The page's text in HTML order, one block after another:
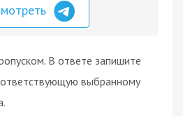
В ответе запишите
выбранному